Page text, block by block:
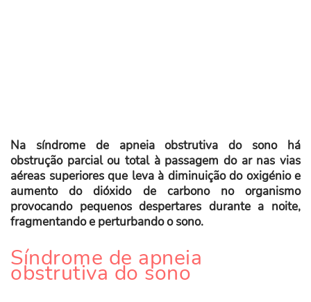
Na síndrome de apneia obstrutiva do sono há
obstrução parcial ou total à passagem do ar nas vias
aéreas superiores que leva à diminuição do oxigénio e
aumento do dióxido de carbono no organismo
provocando pequenos despertares durante a noite,
fragmentando e perturbando o sono.
Síndrome de apneia
obstrutiva do sono